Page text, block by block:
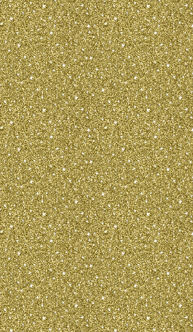
Von der
betrachtet,
parallel, etwas
Vorderhand.
deutlich
mit straffer und
Die
von gleicher
ist ausreichend
Pfoten des
geschlossen,
die Klauen
passenden
Terrier ist
Schritt ist lang.
unterscheidet